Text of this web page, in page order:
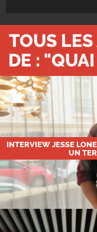
TOUS
DE :
INTERVIEW JESSE
UN